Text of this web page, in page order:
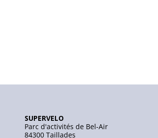
SUPERVELO
Parc d'activités de Bel-Air
84300 Taillades